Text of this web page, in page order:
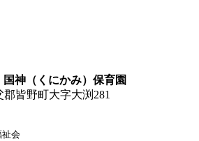
神（くにかみ）保育園
郡皆野町大字大渕281
祉会